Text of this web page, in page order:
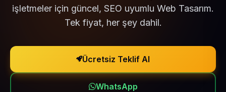
işletmeler için güncel, SEO uyumlu Web Tasarım.
Tek fiyat, her şey dahil.
Ücretsiz Teklif Al
WhatsApp